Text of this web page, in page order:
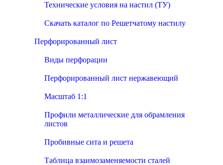
Технические условия на настил (ТУ)
Скачать каталог по Решетчатому настилу
Перфорированный лист
Виды перфорации
Перфорированный лист нержавеющий
Масштаб 1:1
Профили металлические для обрамления
листов
Пробивные сита и решета
Таблица взаимозаменяемости сталей